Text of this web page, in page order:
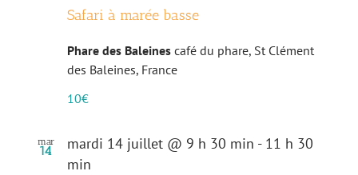
Safari à marée basse
Phare des Baleines café du phare, St Clément
des Baleines, France
10€
mar
14 mardi 14 juillet @ 9 h 30 min - 11 h 30
min